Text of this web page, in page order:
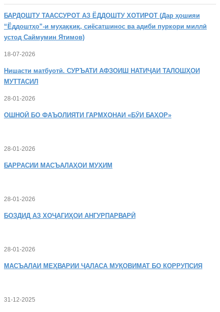
БАРДОШТУ ТААССУРОТ АЗ ЁДДОШТУ ХОТИРОТ (Дар ҳошияи
“Ёддоштҳо”-и муҳаққиқ, сиёсатшинос ва адиби пуркори миллӣ
устод Саймумин Ятимов)
18-07-2026
Нишасти матбуотӣ. СУРЪАТИ АФЗОИШ НАТИҶАИ ТАЛОШҲОИ
МУТТАСИЛ
28-01-2026
ОШНОӢ БО ФАЪОЛИЯТИ ГАРМХОНАИ «БӮИ БАҲОР»
28-01-2026
БАРРАСИИ МАСЪАЛАҲОИ МУҲИМ
28-01-2026
БОЗДИД АЗ ХОҶАГИҲОИ АНГУРПАРВАРӢ
28-01-2026
МАСЪАЛАИ МЕҲВАРИИ ҶАЛАСА МУҚОВИМАТ БО КОРРУПСИЯ
31-12-2025